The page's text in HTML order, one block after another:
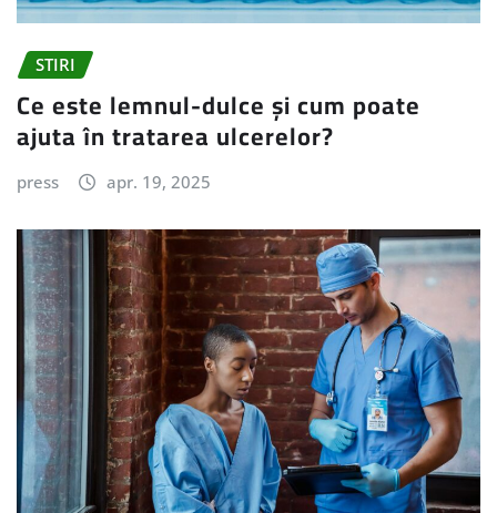
STIRI
Ce este lemnul-dulce și cum poate
ajuta în tratarea ulcerelor?
press apr. 19, 2025